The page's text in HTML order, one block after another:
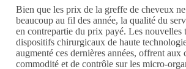
Bien que les prix de la greffe de cheveux
beaucoup au fil des année, la qualité du
en contrepartie du prix payé. Les nouvelles
dispositifs chirurgicaux de haute
augmenté ces dernières années, offrent aux
commodité et de contrôle sur les micro-